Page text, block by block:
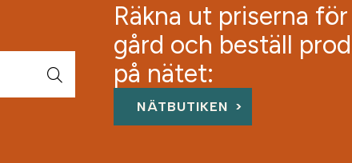
Räkna ut priserna
gård och beställ
på nätet:
NÄTBUTIKEN